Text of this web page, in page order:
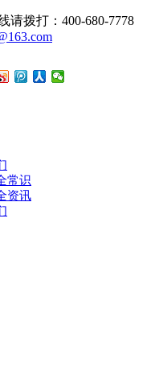
请拨打：400-680-7778
常识
资讯